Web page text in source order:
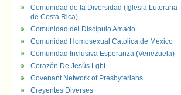
Comunidad de la Diversidad (Iglesia Luterana
de Costa Rica)
Comunidad del Discípulo Amado
Comunidad Homosexual Católica de México
Comunidad Inclusiva Esperanza (Venezuela)
Corazón De Jesús Lgbt
Covenant Network of Presbyterians
Creyentes Diverses